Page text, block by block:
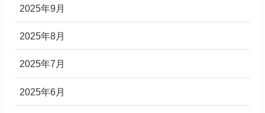
2025年9月
2025年8月
2025年7月
2025年6月